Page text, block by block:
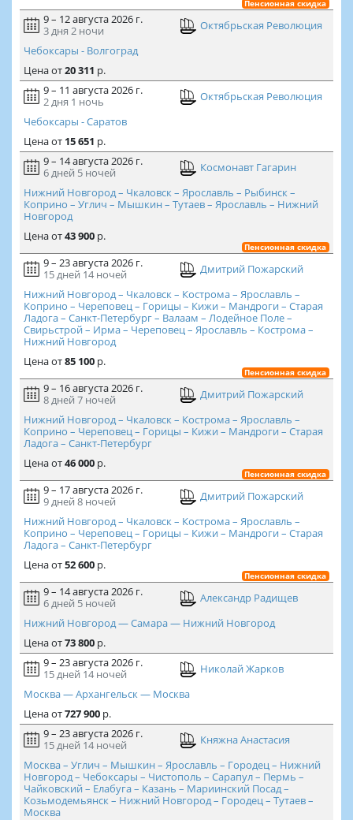
Пенсионная скидка
9 – 12 августа 2026 г.
3 дня 2 ночи
Октябрьская Революция
Чебоксары - Волгоград
Ценаот20 311 р.
9 – 11 августа 2026 г.
2 дня 1 ночь
Октябрьская Революция
Чебоксары - Саратов
Ценаот 15 651 р.
9 – 14 августа 2026 г.
6 дней 5 ночей
Космонавт Гагарин
Нижний Новгород – Чкаловск – Ярославль – Рыбинск –
Коприно – Углич – Мышкин – Тутаев – Ярославль – Нижний
Новгород
Ценаот43 900р.
Пенсионная скидка
9 – 23 августа 2026 г.
15 дней 14 ночей
Дмитрий Пожарский
Нижний Новгород – Чкаловск – Кострома – Ярославль –
Коприно – Череповец – Горицы – Кижи – Мандроги – Старая
Ладога – Санкт-Петербург – Валаам – Лодейное Поле –
Свирьстрой – Ирма – Череповец – Ярославль – Кострома –
Нижний Новгород
Ценаот85 100р.
Пенсионная скидка
9 – 16 августа 2026 г.
8 дней 7 ночей
Дмитрий Пожарский
Нижний Новгород – Чкаловск – Кострома – Ярославль –
Коприно – Череповец – Горицы – Кижи – Мандроги – Старая
Ладога – Санкт-Петербург
Ценаот46 000р.
Пенсионная скидка
9 – 17 августа 2026 г.
9 дней 8 ночей
Дмитрий Пожарский
Нижний Новгород – Чкаловск – Кострома – Ярославль –
Коприно – Череповец – Горицы – Кижи – Мандроги – Старая
Ладога – Санкт-Петербург
Ценаот52 600р.
Пенсионная скидка
9 – 14 августа 2026 г.
6 дней 5 ночей
Александр Радищев
Нижний Новгород — Самара — Нижний Новгород
Ценаот73 800р.
9 – 23 августа 2026 г.
15 дней 14 ночей
Николай Жарков
Москва — Архангельск — Москва
Ценаот727 900р.
9 – 23 августа 2026 г.
15 дней 14 ночей
Княжна Анастасия
Москва – Углич – Мышкин – Ярославль – Городец – Нижний
Новгород – Чебоксары – Чистополь – Сарапул – Пермь –
Чайковский – Елабуга – Казань – Мариинский Посад –
Козьмодемьянск – Нижний Новгород – Городец – Тутаев –
Москва